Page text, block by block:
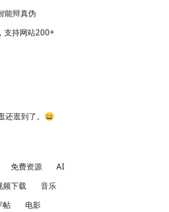
能辩真伪
支持网站200+
还逛到了。😄
免费资源
AI
频下载
音乐
帖 电影